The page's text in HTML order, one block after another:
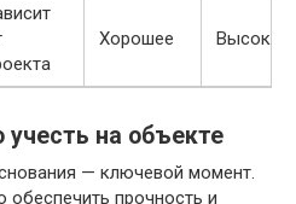
Хорошее Высокая
на объекте
— ключевой момент.
прочность и